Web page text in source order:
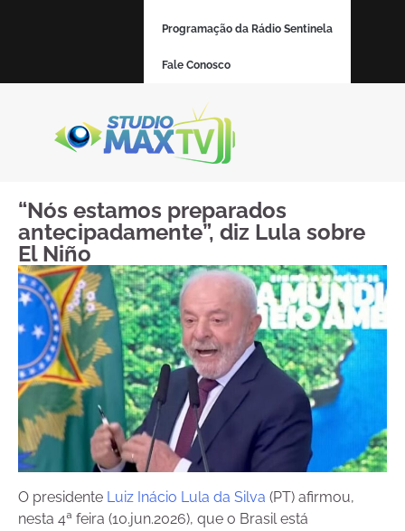
Programação da Rádio Sentinela
Fale Conosco
“Nós estamos preparados
antecipadamente”, diz Lula sobre
El Niño
O presidente Luiz Inácio Lula da Silva (PT) afirmou,
nesta 4ª feira (10.jun.2026), que o Brasil está